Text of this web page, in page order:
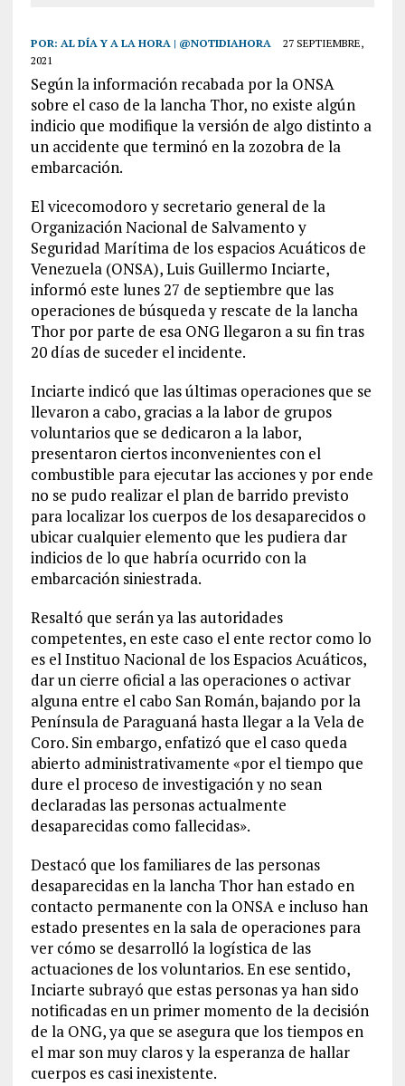
POR: AL DÍA Y A LA HORA | @NOTIDIAHORA
27 SEPTIEMBRE,
2021
Según la información recabada por la ONSA
sobre el caso de la lancha Thor, no existe algún
indicio que modifique la versión de algo distinto a
un accidente que terminó en la zozobra de la
embarcación.
El vicecomodoro y secretario general de la
Organización Nacional de Salvamento y
Seguridad Marítima de los espacios Acuáticos de
Venezuela (ONSA), Luis Guillermo Inciarte,
informó este lunes 27 de septiembre que las
operaciones de búsqueda y rescate de la lancha
Thor por parte de esa ONG llegaron a su fin tras
20 días de suceder el incidente.
Inciarte indicó que las últimas operaciones que se
llevaron a cabo, gracias a la labor de grupos
voluntarios que se dedicaron a la labor,
presentaron ciertos inconvenientes con el
combustible para ejecutar las acciones y por ende
no se pudo realizar el plan de barrido previsto
para localizar los cuerpos de los desaparecidos o
ubicar cualquier elemento que les pudiera dar
indicios de lo que habría ocurrido con la
embarcación siniestrada.
Resaltó que serán ya las autoridades
competentes, en este caso el ente rector como lo
es el Instituo Nacional de los Espacios Acuáticos,
dar un cierre oficial a las operaciones o activar
alguna entre el cabo San Román, bajando por la
Península de Paraguaná hasta llegar a la Vela de
Coro. Sin embargo, enfatizó que el caso queda
abierto administrativamente «por el tiempo que
dure el proceso de investigación y no sean
declaradas las personas actualmente
desaparecidas como fallecidas».
Destacó que los familiares de las personas
desaparecidas en la lancha Thor han estado en
contacto permanente con la ONSA e incluso han
estado presentes en la sala de operaciones para
ver cómo se desarrolló la logística de las
actuaciones de los voluntarios. En ese sentido,
Inciarte subrayó que estas personas ya han sido
notificadas en un primer momento de la decisión
de la ONG, ya que se asegura que los tiempos en
el mar son muy claros y la esperanza de hallar
cuerpos es casi inexistente.